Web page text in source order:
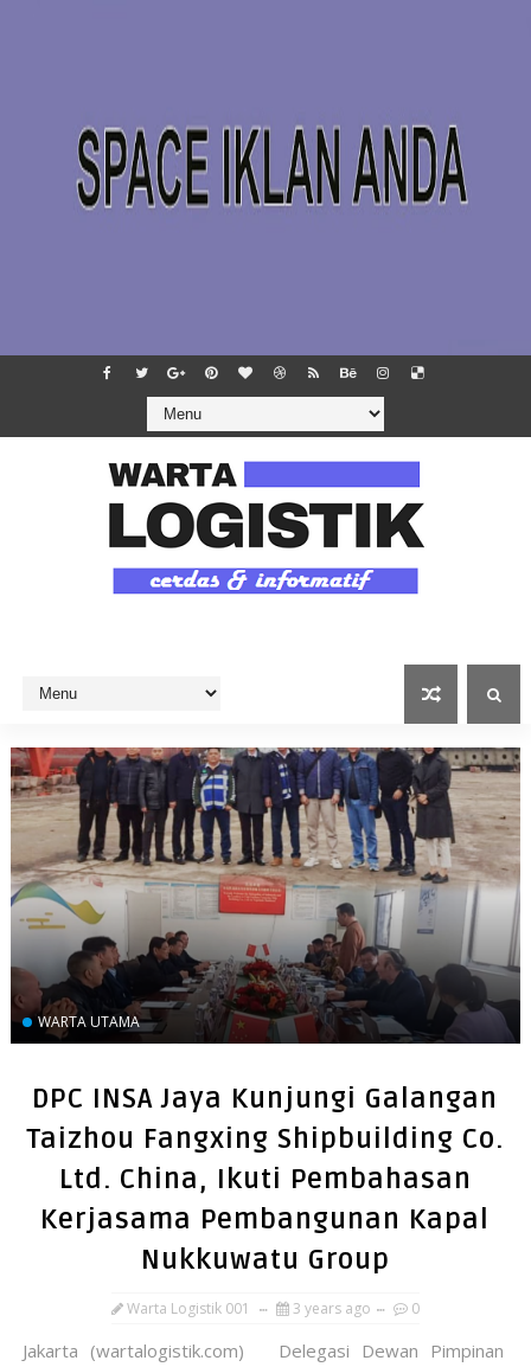
WARTA UTAMA
DPC INSA Jaya Kunjungi Galangan
Taizhou Fangxing Shipbuilding Co.
Ltd. China, Ikuti Pembahasan
Kerjasama Pembangunan Kapal
Nukkuwatu Group
Warta Logistik 001 3 years ago 0
Jakarta (wartalogistik.com) Delegasi Dewan Pimpinan